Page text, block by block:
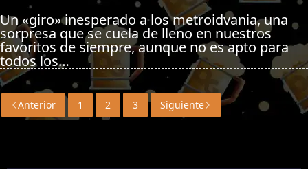
Un «giro» inesperado a los metroidvania, una
sorpresa que se cuela de lleno en nuestros
favoritos de siempre, aunque no es apto para
todos los…
Anterior 1 2 3 Siguiente